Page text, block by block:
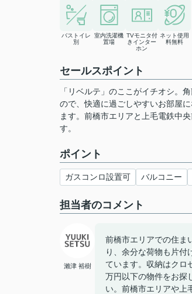
バストイレ
別
室内洗濯機
置場
TVモニタ付
きインター
ホン
ネット使用
料無料
セールスポイント
「リベルテ」のここがイチオシ。
ので、快適に過ごしやすいお部屋
ます。前橋市エリアと上毛電鉄中
す。
ポイント
ガスコンロ設置可 バルコニー
担当者のコメント
瀨津 裕樹
前橋市エリアでの住ま
り、余分な荷物も片付
ています。収納はクロ
万円以下の物件をお探
い。前橋市エリアや上